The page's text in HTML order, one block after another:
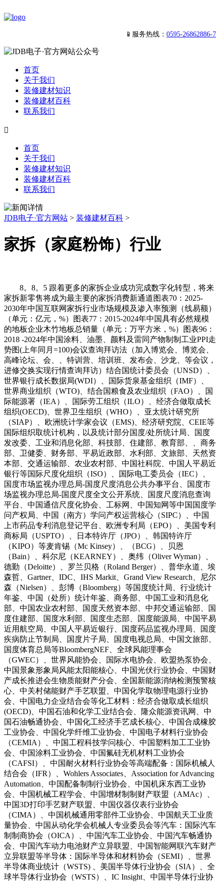
📱服务热线： 0595-26862886-7
首页
关于我们
装修建材知识
装修建材百科
联系我们

首页
关于我们
装修建材知识
装修建材百科
联系我们
JDB电子·官方网站 > 装修建材百科 >
家拆（家庭粉饰）行业
8。8。5 跟着更多的家拆企业成功完成数字化转型，将来
家拆新零售将成为最主要的家拆消费新通道图表70：2025-
2030年中国互联网家拆行业市场规模及渗入率预测（线易额）
（单元：亿元，%）图表77：2015-2024年中国具有必然规模
的地板企业木竹地板总销量（单元：万平方米，%）图表96：
2018 -2024年中国涂料、油墨、颜料及雷同产物制制工业PPI走
势图(上年同月=100)会议查询拜访法（加入博览会、博览会、
高峰论坛、会、、特训营、培训班、发布会、沙龙、等会议，
进修交换实现行情查询拜访）结合国统计委员会（UNSD）、
世界银行成长数据局(WDI）、国际货泉基金组织（IMF）、
世界商业组织（WTO)、结合国粮食及农业组织（FAO）、国
际能源署（IEA）、国际劳工组织（ILO）、经济合做取成长
组织(OECD)、世界卫生组织（WHO）、亚太统计研究所
（SIAP）、欧洲统计学家会议（EMS)、经济研究院、CEIE等
国际组织取统计机构，以及统计部分国度/处所统计局、国度
发改委、工业和消息化部、科技部、住建部、教育部、、商务
部、卫健委、财务部、平易近政部、水利部、文旅部、天然资
本部、交通运输部、农业农村部、中国社科院、中国人平易近
银行等国际尺度化组织（ISO）、国际电工委员会（IEC）、
国度市场监视办理总局-国度尺度消息公共办事平台、国度市
场监视办理总局-国度尺度全文公开系统、国度尺度消息查询
平台、中国通信尺度化协会、工标网、中国知网等中国国度学
问产权局、中国（南方）学问产权运营核心（SIPC）、中国
上市药品专利消息登记平台、欧洲专利局（EPO）、美国专利
商标局（USPTO）、日本特许厅（JPO）、韩国特许厅
（KIPO）等麦肯锡（Mc Kinsey）、（BCG）、贝恩
（Bain）、科尔尼（KEARNEY）、奥纬（Oliver Wyman）、
德勤（Deloitte）、罗兰贝格（Roland Berger）、普华永道、埃
森哲、Gartner、IDC、IHS Markit、Grand View Research、尼尔
森（Nielsen）、彭博（Bloomberg）等国度统计局、行业统计
年鉴、中国（处所）统计年鉴、商务部、中国工业和消息化
部、中国农业农村部、国度天然资本部、中邦交通运输部、国
度住建部、国度水利部、国度生态部、国度能源局、中国平易
近用航空局、中国人平易近银行、国度药品监视办理局、国度
疾病防止节制局、国度片子局、国度电视总局、中国文旅部、
国度体育总局等BloombergNEF、全球风能理事会
（GWEC）、世界风能协会、国际水电协会、欧盟热泵协会、
中国景象形象局风能太阳能核心、中国光伏行业协会、中国财
产成长推进会生物质能财产分会、全国新能源消纳检测预警核
心、中关村储能财产手艺联盟、中国化学取物理电源行业协
会、中国电力企业结合会等化工材料：经济合做取成长组织
(OECD)、中国石油和化学工业结合会、隆众能源资讯网、中
国石油畅通协会、中国化工经济手艺成长核心、中国合成橡胶
工业协会、中国化学纤维工业协会、中国电子材料行业协会
（CEMIA）、中国工程科技学问核心、中国塑料加工工业协
会、中国涂料工业协会、中国氟硅无机材料工业协会
（CAFSI）、中国耐火材料行业协会等高端配备：国际机械人
结合会（IFR）、Wohlers Associates、Association for Advancing
Automation、中国配备制制行业协会、中国机床东西工业协
会、中国机械工程学会、中国增材制制财产联盟（AMAc）、
中国3D打印手艺财产联盟、中国仪器仪表行业协会
（CIMA）、中国机械通用零部件工业协会、中国航天工业质
量协会、中国从动化学会机械人专业委员会等汽车：国际汽车
制制商协会（OICA）、中国汽车工业协会、中国汽车畅通协
会、中国汽车动力电池财产立异联盟、中国智能网联汽车财产
立异联盟等半导体：国际半导体和材料协会（SEMI）、世界
半导体商业统计（WSTS) 、美国半导体行业协会（SIA）、全
球半导体行业协会（WSTS）、IC Insight、中国半导体行业协